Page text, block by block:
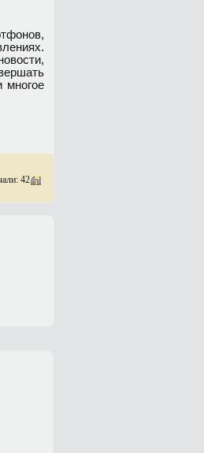
многое
42